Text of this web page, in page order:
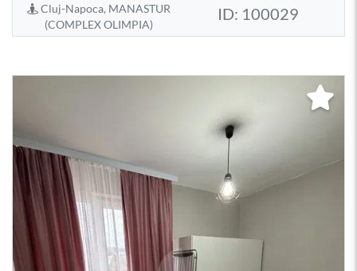
Cluj-Napoca, MANASTUR
(COMPLEX OLIMPIA)
ID: 100029